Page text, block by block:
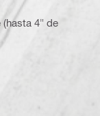
(hasta 4" de